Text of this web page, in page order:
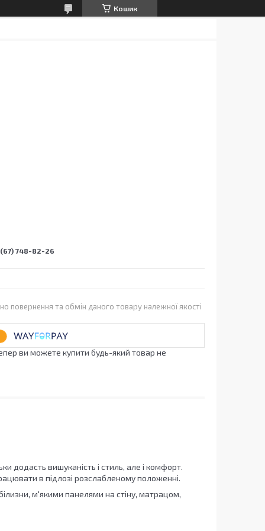
Кошик
748-82-26
повернення та обмін даного товару належної якості
ви можете купити будь-який товар не
додасть вишуканість і стиль, але і комфорт.
в підлозі розслабленому положенні.
м'якими панелями на стіну, матрацом,